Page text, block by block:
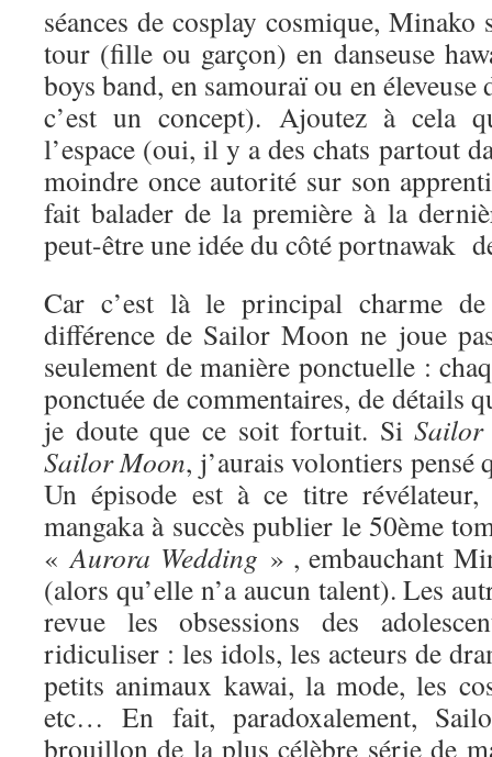
séances de cosplay cosmique,
tour (fille ou garçon) en danseuse
boys band, en samouraï ou en éleveuse
c’est un concept). Ajoutez à cela
l’espace (oui, il y a des chats partout
moindre once autorité sur son
fait balader de la première à la
peut-être une idée du côté portnawak
Car c’est là le principal charme
différence de Sailor Moon ne joue
seulement de manière ponctuelle :
ponctuée de commentaires, de détails
je doute que ce soit fortuit. Si
Sailor Moon, j’aurais volontiers pensé
Un épisode est à ce titre
mangaka à succès publier le 50ème
«Aurora Wedding » , embauchant
(alors qu’elle n’a aucun talent). Les
revue les obsessions des
ridiculiser : les idols, les acteurs de
petits animaux kawai, la mode, les
etc… En fait, paradoxalement,
brouillon de la plus célèbre série de